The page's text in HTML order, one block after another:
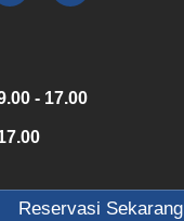
- 17.00
Reservasi Sekarang